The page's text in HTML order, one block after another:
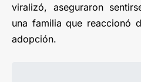
viralizó, aseguraron
una familia que reaccionó
adopción.